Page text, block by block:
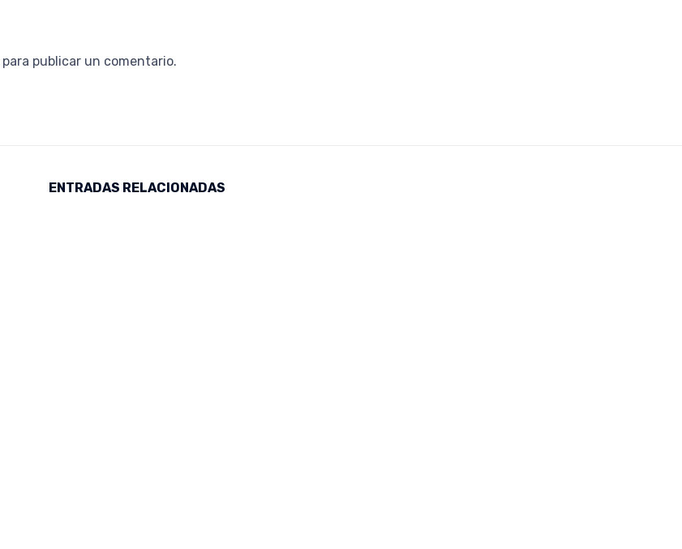
para publicar un comentario.
ENTRADAS RELACIONADAS